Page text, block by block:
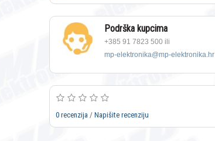
Podrška kupcima
+385 91 7823 500 ili
mp-elektronika@mp-elektronika.hr
0 recenzija / Napišite recenziju